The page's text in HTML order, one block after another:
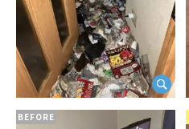
BEFORE